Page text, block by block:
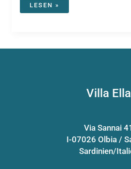
SARDISCHES
RESTAURANT
LESEN »
Villa Ella
Via Sannai
I-07026 Olbia /
Sardinien/